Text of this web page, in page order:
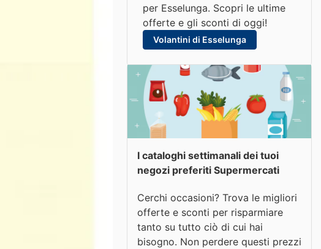
per Esselunga. Scopri le ultime
offerte e gli sconti di oggi!
Volantini di Esselunga
I cataloghi settimanali dei tuoi
negozi preferiti Supermercati
Cerchi occasioni? Trova le migliori
offerte e sconti per risparmiare
tanto su tutto ciò di cui hai
bisogno. Non perdere questi prezzi